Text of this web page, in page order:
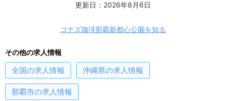
更新日：2026年8月6日
コナズ珈琲那覇新都心公園を知る
その他の求人情報
全国の求人情報 沖縄県の求人情報
那覇市の求人情報